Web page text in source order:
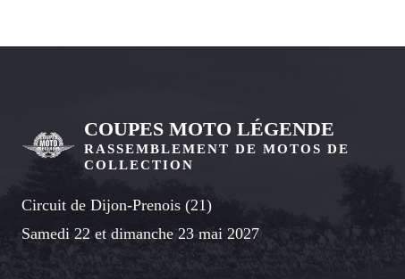
COUPES MOTO LÉGENDE
RASSEMBLEMENT DE MOTOS DE
COLLECTION
Circuit de Dijon-Prenois (21)
Samedi 22 et dimanche 23 mai 2027